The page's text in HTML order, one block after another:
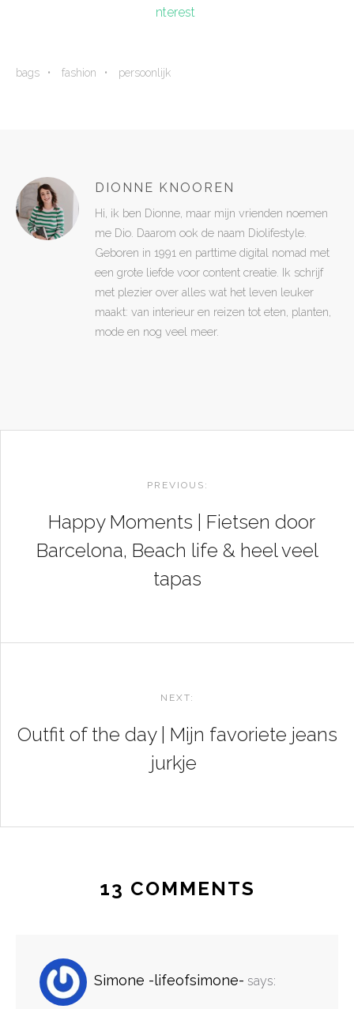
nterest
bags fashion persoonlijk
DIONNE KNOOREN
Hi, ik ben Dionne, maar mijn vrienden noemen
me Dio. Daarom ook de naam Diolifestyle.
Geboren in 1991 en parttime digital nomad met
een grote liefde voor content creatie. Ik schrijf
met plezier over alles wat het leven leuker
maakt: van interieur en reizen tot eten, planten,
mode en nog veel meer.
NAVIGATION
PREVIOUS:
Happy Moments | Fietsen door
Barcelona, Beach life & heel veel
tapas
NEXT:
Outfit of the day | Mijn favoriete jeans
jurkje
13 COMMENTS
Simone -lifeofsimone- says: